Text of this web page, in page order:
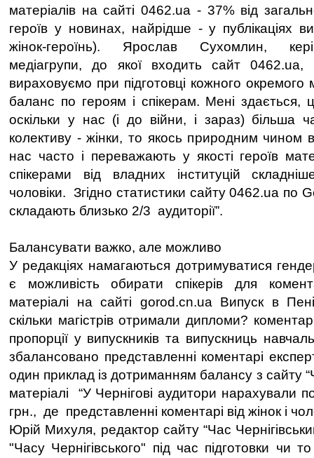
матеріалів на сайті 0462.ua - 37% від
героїв у новинах, найрідше - у публікаціях
жінок-героїнь). Ярослав Сухомлин,
медіагрупи, до якої входить сайт 0462.ua,
вираховуємо при підготовці кожного окремого
баланс по героям і спікерам. Мені
оскільки у нас (і до війни, і зараз) більша
колективу - жінки, то якось природним чином
нас часто і переважають у якості героїв
спікерами від владних інституцій
чоловіки. Згідно статистики сайту 0462.ua по
складають близько 2/3 аудиторії”.
Балансувати важко, але можливо
У редакціях намагаються дотримуватися
є можливість обирати спікерів для
матеріалі на сайті gorod.cn.ua Випуск в
скільки магістрів отримали дипломи?
пропорції у випускників та випускниць
збалансовано представленні коментарі
один приклад із дотриманням балансу з сайту
матеріалі “У Чернігові аудитори нарахували
грн., де представленні коментарі від жінок і
Юрій Михуля, редактор сайту “Час
"Часу Чернігівського" під час підготовки чи